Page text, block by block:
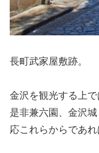
長町武家屋敷跡。
金沢を観光する上で
是非兼六園、金沢
応これらからであれ